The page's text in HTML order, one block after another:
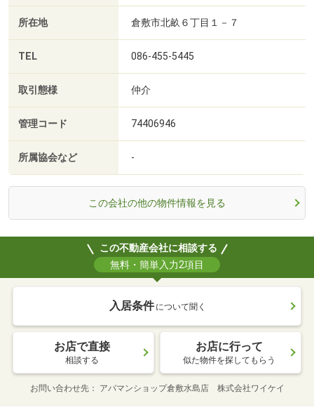
所在地 倉敷市北畝６丁目１－７
TEL 086-455-5445
取引態様 仲介
管理コード 74406946
所属協会など -
この会社の他の物件情報を見る
この不動産会社に相談する
無料・簡単入力2項目
入居条件 について聞く
お店で直接
相談する
お店に行って
似た物件を探してもらう
お問い合わせ先 アパマンショップ倉敷水島店 株式会社ワイケイ